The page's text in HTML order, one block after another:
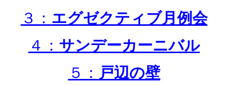
３： エグゼクティブ月例会
４： サンデーカーニバル
５： 戸辺の壁